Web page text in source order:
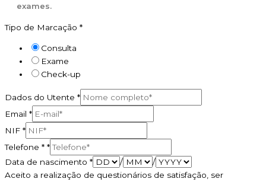
exames.
Tipo de Marcação *
Consulta
Exame
Check-up
Dados do Utente *
Email *
NIF *
Telefone * *
Data de nascimento * /
/
Aceito a realização de questionários de satisfação, ser